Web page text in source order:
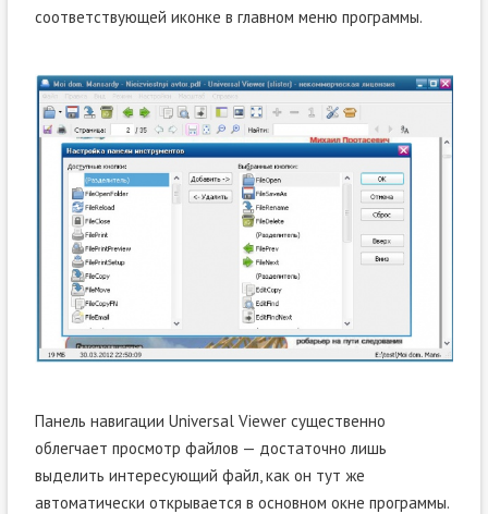
соответствующей иконке в главном меню программы.
Панель навигации Universal Viewer существенно
облегчает просмотр файлов — достаточно лишь
выделить интересующий файл, как он тут же
автоматически открывается в основном окне программы.